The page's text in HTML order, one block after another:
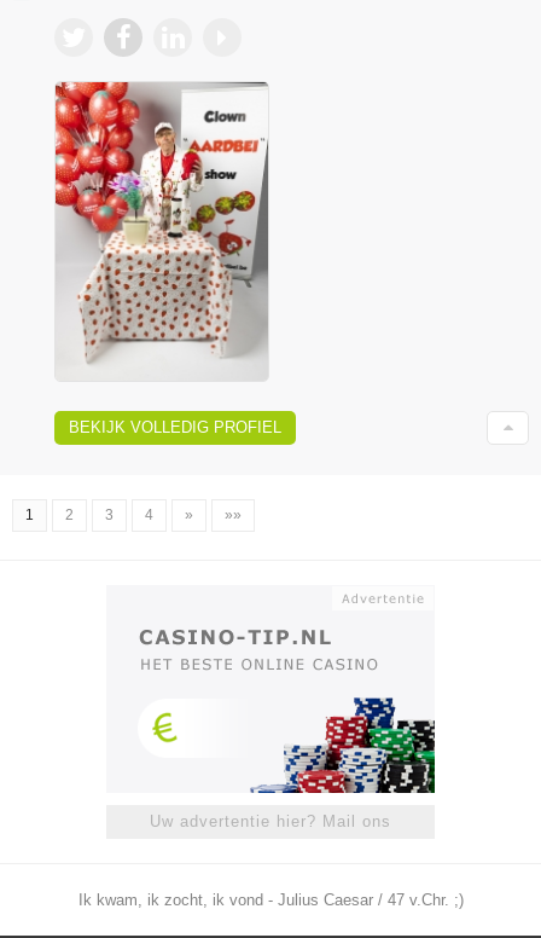
BEKIJK VOLLEDIG PROFIEL
1 2 3 4 » »»
Uw advertentie hier? Mail ons
Ik kwam, ik zocht, ik vond - Julius Caesar / 47 v.Chr. ;)